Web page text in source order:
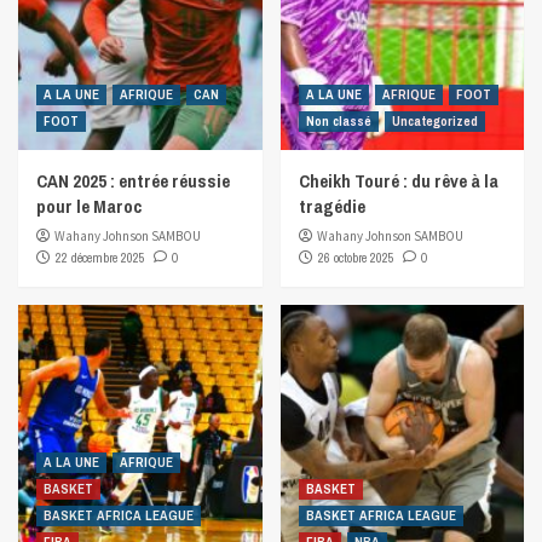
A LA UNE AFRIQUE
CAN
FOOT
CAN 2025 : entrée réussie
pour le Maroc
Wahany Johnson SAMBOU
22 décembre 2025
0
A LA UNE AFRIQUE
FOOT
Non classé
Uncategorized
Cheikh Touré : du rêve à la
tragédie
Wahany Johnson SAMBOU
26 octobre 2025
0
A LA UNE
AFRIQUE
BASKET
BASKET AFRICA LEAGUE
BASKET
BASKET AFRICA LEAGUE